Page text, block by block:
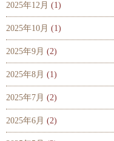
2025年12月 (1)
2025年10月 (1)
2025年9月 (2)
2025年8月 (1)
2025年7月 (2)
2025年6月 (2)